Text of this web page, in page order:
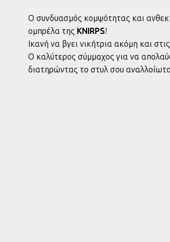
Ο συνδυασμός κομψότητας και
ομπρέλα της KNIRPS!
Ικανή να βγει νικήτρια ακόμη και
Ο καλύτερος σύμμαχος για να
διατηρώντας το στυλ σου